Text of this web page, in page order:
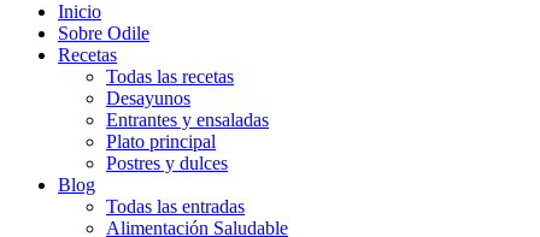
Inicio
Sobre Odile
Recetas
Todas las recetas
Desayunos
Entrantes y ensaladas
Plato principal
Postres y dulces
Blog
Todas las entradas
Alimentación Saludable